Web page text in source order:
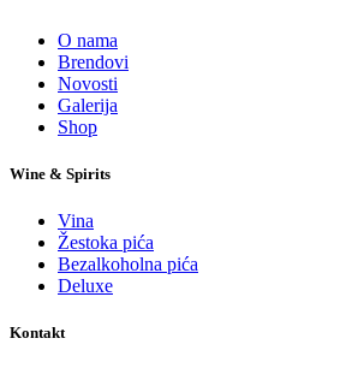
O nama
Brendovi
Novosti
Galerija
Shop
Wine & Spirits
Vina
Žestoka pića
Bezalkoholna pića
Deluxe
Kontakt